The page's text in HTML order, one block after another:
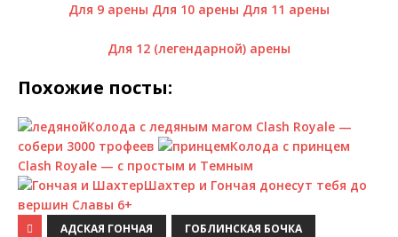
Для 9 арены Для 10 арены Для 11 арены
Для 12 (легендарной) арены
Похожие посты:
Колода с ледяным магом Clash Royale —
собери 3000 трофеев
Колода с принцем
Clash Royale — с простым и Темным
Шахтер и Гончая донесут тебя до
вершин Славы 6+
АДСКАЯ ГОНЧАЯ ГОБЛИНСКАЯ БОЧКА